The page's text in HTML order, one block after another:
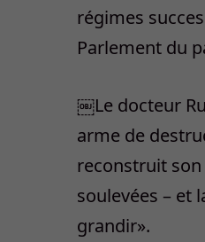
régimes
Parlement du
￼Le docteur
arme de
reconstruit son
soulevées – et
grandir».